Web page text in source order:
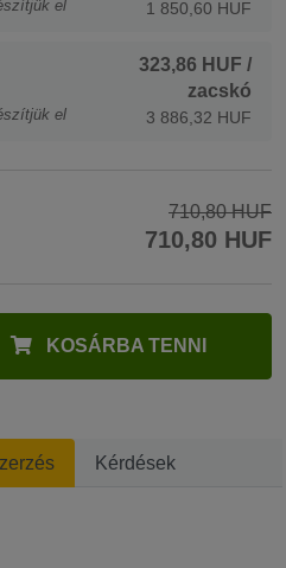
el
1 850,60 HUF
el
323,86 HUF /
zacskó
3 886,32 HUF
710,80 HUF
710,80 HUF
KOSÁRBA TENNI
Kérdések